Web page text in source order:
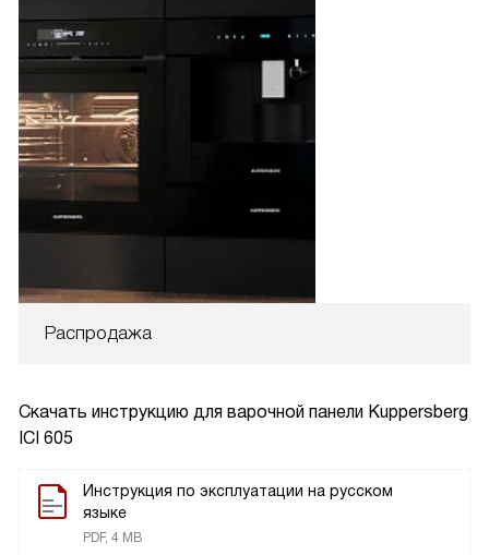
Распродажа
Скачать инструкцию для варочной панели Kuppersberg
ICI 605
Инструкция по эксплуатации на русском
языке
PDF, 4 MB